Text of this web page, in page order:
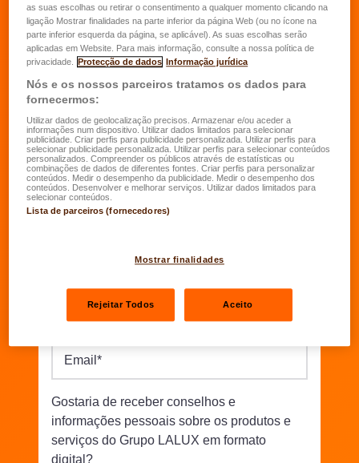
trabalhadores independentes
Nome*
Apelido
Data de nascimento*
Rua/N° *
Código postal* Localidade
Telefone*
Email *
Gostaria de receber conselhos e
informações pessoais sobre os produtos e
serviços do Grupo LALUX em formato
digital?
as suas escolhas ou retirar o consentimento a qualquer momento clicando na
ligação Mostrar finalidades na parte inferior da página Web (ou no ícone na
parte inferior esquerda da página, se aplicável). As suas escolhas serão
aplicadas em Website. Para mais informação, consulte a nossa política de
privacidade.
Protecção de dados Informação jurídica
Nós e os nossos parceiros tratamos os dados para
fornecermos:
Utilizar dados de geolocalização precisos. Armazenar e/ou aceder a
informações num dispositivo. Utilizar dados limitados para selecionar
publicidade. Criar perfis para publicidade personalizada. Utilizar perfis para
selecionar publicidade personalizada. Utilizar perfis para selecionar conteúdos
personalizados. Compreender os públicos através de estatísticas ou
combinações de dados de diferentes fontes. Criar perfis para personalizar
conteúdos. Medir o desempenho da publicidade. Medir o desempenho dos
conteúdos. Desenvolver e melhorar serviços. Utilizar dados limitados para
selecionar conteúdos.
Lista de parceiros (fornecedores)
Mostrar finalidades
Rejeitar Todos Aceito